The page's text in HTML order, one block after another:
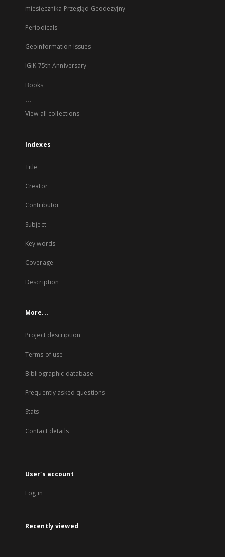
miesięcznika Przegląd Geodezyjny
Periodicals
Geoinformation Issues
IGiK 75th Anniversary
Books
...
View all collections
Indexes
Title
Creator
Contributor
Subject
Key words
Coverage
Description
More...
Project description
Terms of use
Bibliographic database
Frequently asked questions
Stats
Contact details
User's account
Log in
Recently viewed